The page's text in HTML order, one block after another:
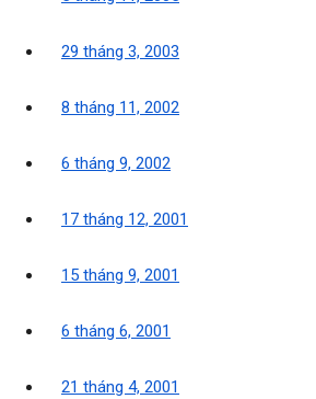
29 tháng 3, 2003
8 tháng 11, 2002
6 tháng 9, 2002
17 tháng 12, 2001
15 tháng 9, 2001
6 tháng 6, 2001
21 tháng 4, 2001